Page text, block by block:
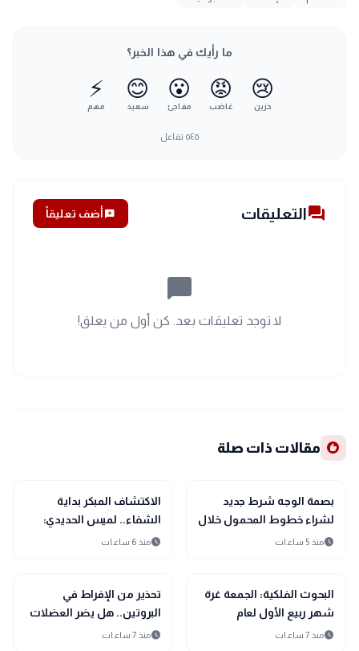
ما رأيك في هذا الخبر؟
😢
حزين
😡
غاضب
😮
مفاجئ
😊
سعيد
⚡
مهم
٥٤٥ تفاعل
forumالتعليقات add_commentأضف تعليقاً
chat_bubble_outline
لا توجد تعليقات بعد. كن أول من يعلق!
recommend مقالات ذات صلة
interests
منوعات
بصمة الوجه شرط جديد
لشراء خطوط المحمول خلال
أسابيع فى مصر
scheduleمنذ 5 ساعات
interests
منوعات
الاكتشاف المبكر بداية
الشفاء.. لميس الحديدي:
أصبت بمرض السرطان
scheduleمنذ 6 ساعات
interests
منوعات
البحوث الفلكية: الجمعة غرة
شهر ربيع الأول لعام
1448هـجريًا
scheduleمنذ 7 ساعات
interests
منوعات
تحذير من الإفراط في
البروتين.. هل يضر العضلات
بدلًا من بنائها؟
scheduleمنذ 7 ساعات